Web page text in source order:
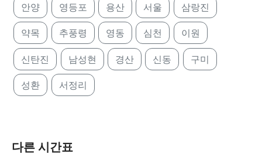
안양 영등포 용산 서울 삼랑진
약목 추풍령 영동 심천 이원
신탄진 남성현 경산 신동 구미
성환 서정리
다른 시간표